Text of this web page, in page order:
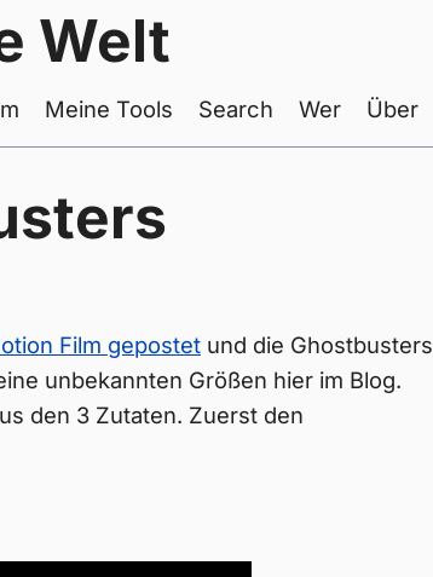
Welt
Meine Tools Search Wer Über
Film gepostet und die Ghostbusters
unbekannten Größen hier im Blog.
den 3 Zutaten. Zuerst den